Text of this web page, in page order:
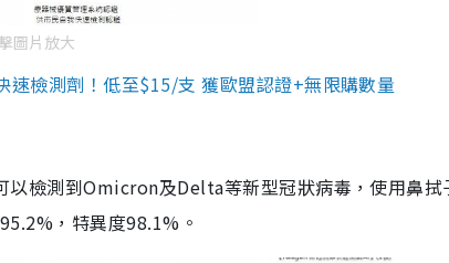
圖片放大
檢測劑！低至$15/支 獲歐盟認證+無限購數量
以檢測到Omicron及Delta等新型冠狀病毒，使用鼻拭
，特異度98.1%。